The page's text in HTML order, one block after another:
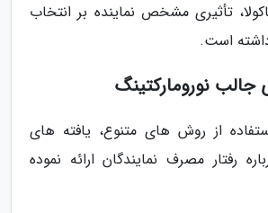
تأثیری مشخص نماینده بر انتخاب
است.
جالب نورومارکتینگ
از روش های متنوع، یافته های
رفتار مصرف نمایندگان ارائه نموده